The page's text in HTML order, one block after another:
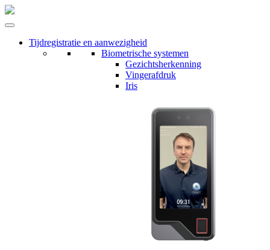
Tijdregistratie en aanwezigheid
Biometrische systemen
Gezichtsherkenning
Vingerafdruk
Iris